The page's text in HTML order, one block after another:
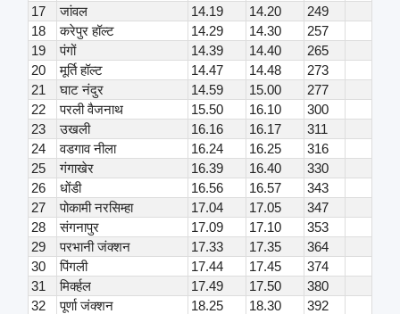
17
जांवल 14.19 14.20
249
18
करेपुर हॉल्ट 14.29 14.30
257
19
पंगों 14.39 14.40
265
20
मूर्ति हॉल्ट 14.47 14.48
273
21
घाट नंदुर 14.59 15.00
277
22
परली वैजनाथ 15.50 16.10
300
23
उखली 16.16 16.17
311
24
वडगाव नीला 16.24 16.25
316
25
गंगाखेर 16.39 16.40
330
26
धोंडी 16.56 16.57
343
27
पोकामी नरसिम्हा 17.04 17.05
347
28
संगनापुर 17.09 17.10
353
29
परभानी जंक्शन 17.33 17.35
364
30
पिंगली 17.44 17.45
374
31
मिर्क्हल 17.49 17.50
380
32
पूर्णा जंक्शन 18.25 18.30
392